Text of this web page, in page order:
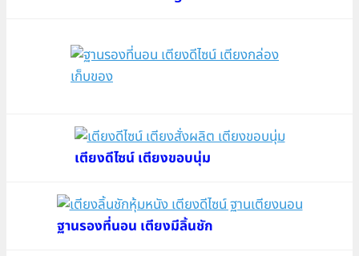
เตียงดีไซน์ เตียงขอบนุ่ม
ฐานรองที่นอน เตียงมีลิ้นชัก